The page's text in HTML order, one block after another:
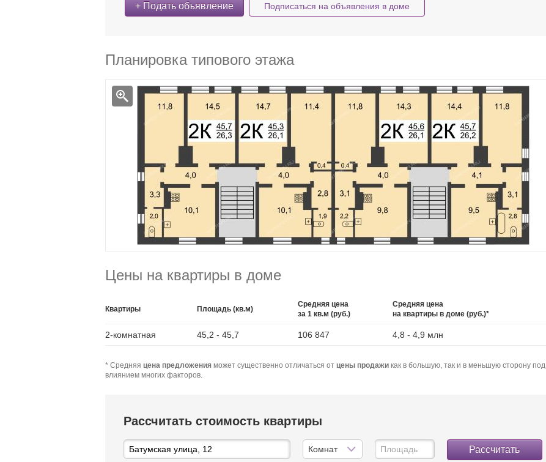
+ Подать объявление Подписаться на объявления в доме
Планировка типового этажа
Цены на квартиры в доме
Квартиры Площадь (кв.м)
Средняя цена
за 1 кв.м (руб.)
Средняя цена
на квартиры в доме (руб.)*
2-комнатная 45,2 - 45,7 106 847 4,8 - 4,9 млн
* Средняя цена предложения может существенно отличаться от цены продажи как в большую, так и в меньшую сторону под
влиянием многих факторов.
Рассчитать стоимость квартиры
Рассчитать